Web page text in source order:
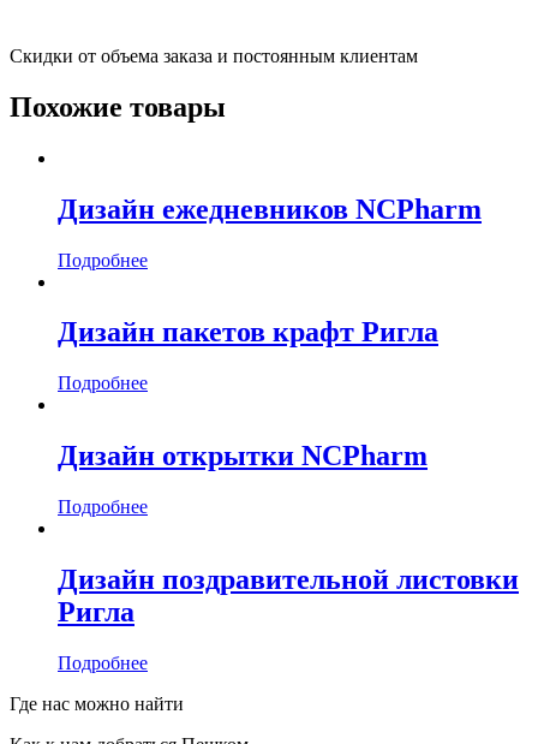
Скидки от объема заказа и постоянным клиентам
Похожие товары
Дизайн ежедневников NCPharm
Подробнее
Дизайн пакетов крафт Ригла
Подробнее
Дизайн открытки NCPharm
Подробнее
Дизайн поздравительной листовки
Ригла
Подробнее
Где нас можно найти